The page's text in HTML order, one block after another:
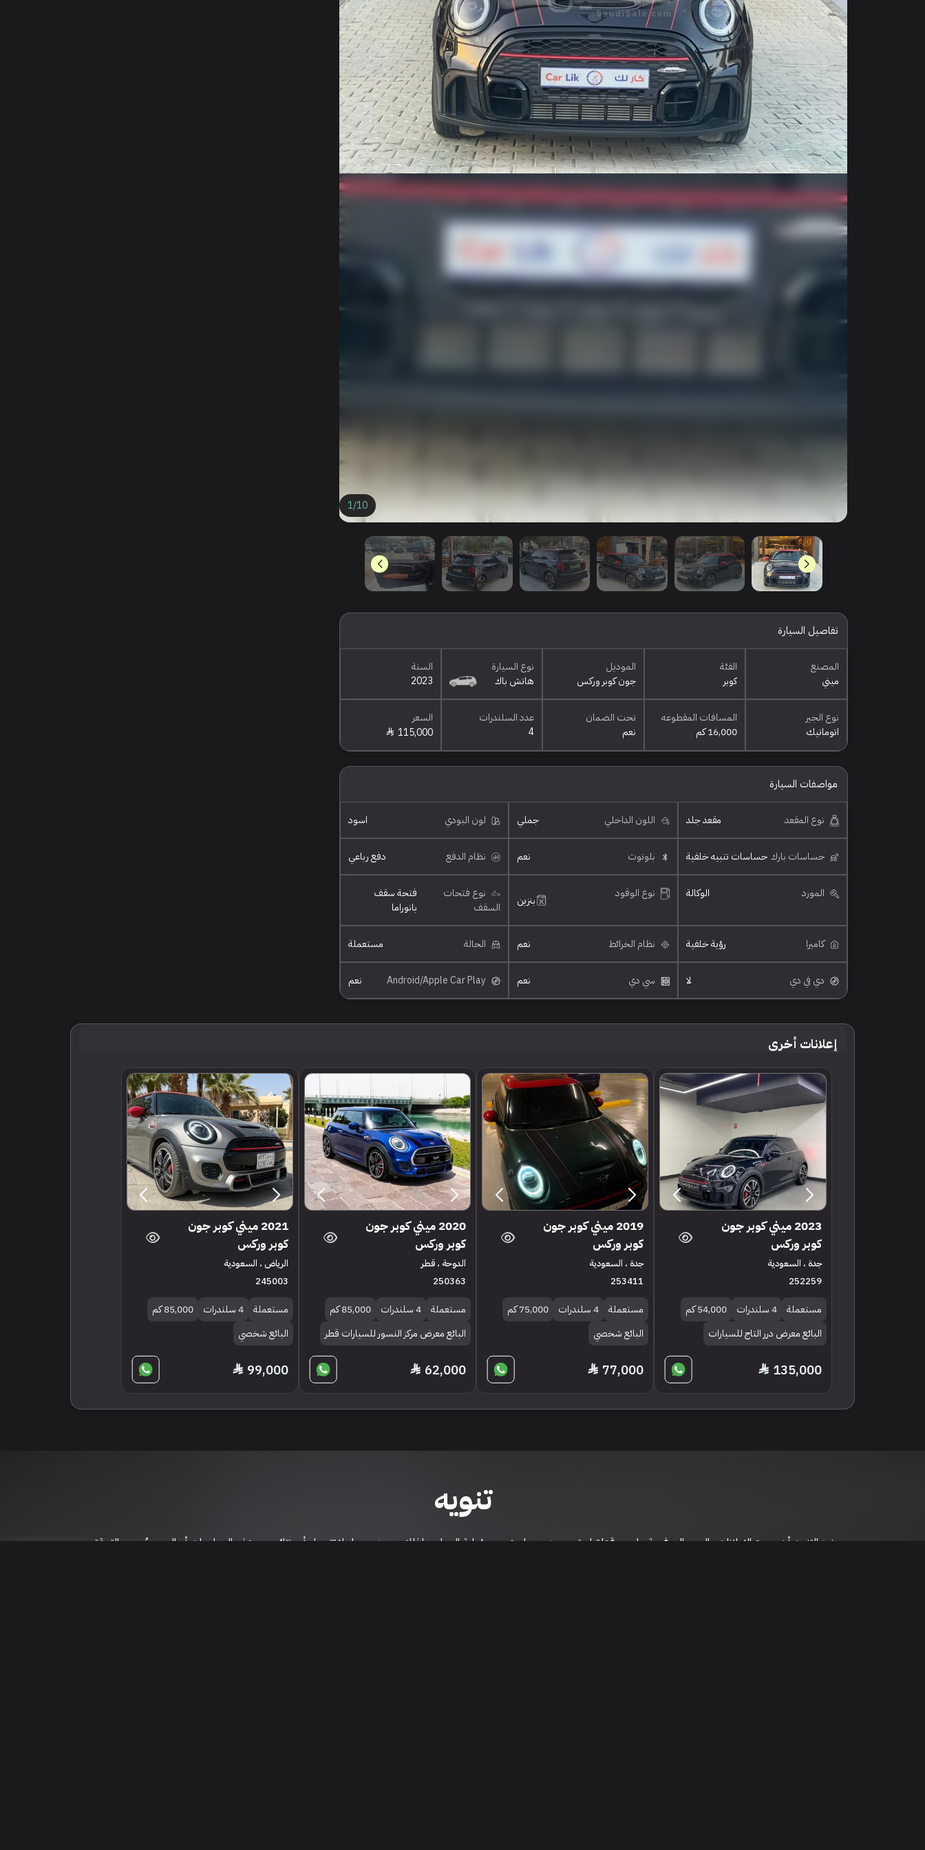
1/10
تفاصيل السيارة
المصنع
ميني
الفئة
كوبر
الموديل
جون كوبر وركس
نوع السيارة
هاتش باك
السنة
2023
نوع الجير
اتوماتيك
المسافات المقطوعه
16,000 كم
تحت الضمان
نعم
عدد السلندرات
4
السعر
115,000
مواصفات السيارة
نوع المقعد مقعد جلد اللون الداخلي جملي لون البودي اسود
حساسات بارك حساسات تنبيه خلفية بلوتوث نعم نظام الدفع دفع رباعي
المورد الوكالة نوع الوقود بنزين
نوع فتحات
السقف
فتحة سقف
بانوراما
كاميرا رؤية خلفية نظام الخرائط نعم الحالة مستعملة
دي في دي لا سي دي نعم نعم
إعلانات أخرى
2023 ميني كوبر جون
كوبر وركس
جدة ، السعودية
252259
مستعملة 4 سلندرات
54,000 كم
البائع معرض درر التاج للسيارات
135,000
2019 ميني كوبر جون
كوبر وركس
جدة ، السعودية
253411
مستعملة 4 سلندرات
75,000 كم
البائع شخصي
77,000
2020 ميني كوبر جون
كوبر وركس
الدوحة ، قطر
250363
مستعملة 4 سلندرات
85,000 كم
البائع معرض مركز النسور للسيارات قطر
62,000
2021 ميني كوبر جون
كوبر وركس
الرياض ، السعودية
245003
مستعملة 4 سلندرات
85,000 كم
البائع شخصي
99,000
تنويه
نود التنويه أن جميع الإعلانات والصور المرفوعة على موقع/تطبيق سعودي سيل هي مسؤولية المعلن ولذلك سعودي سيل لا تتحمل أي نتائج عن هذه المعلومات أو الصور. يُوصى بالتحقق